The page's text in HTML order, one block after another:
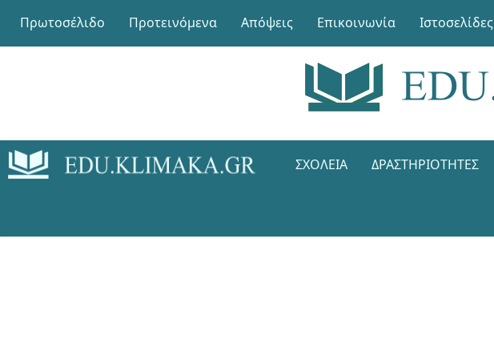
Πρωτοσέλιδο Προτεινόμενα Απόψεις Επικοινωνία Ιστοσελίδες
ΣΧΟΛΕΊΑ ΔΡΑΣΤΗΡΙΌΤΗΤΕΣ